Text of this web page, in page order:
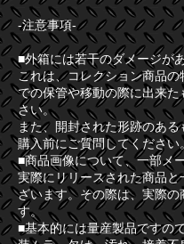
-注意事項-
■外箱には若干のダメージが
これは、コレクション商品
での保管や移動の際に出来
さい。
また、開封された形跡のあ
購入前にご質問してください
■商品画像について、一部メ
実際にリリースされた商品
ざいます。その際は、実際
す。
■基本的には量産製品ですの